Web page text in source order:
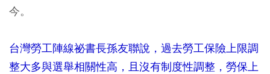
今。
台灣勞工陣線祕書長孫友聯說，過去勞工保險上限調
整大多與選舉相關性高，且沒有制度性調整，勞保上